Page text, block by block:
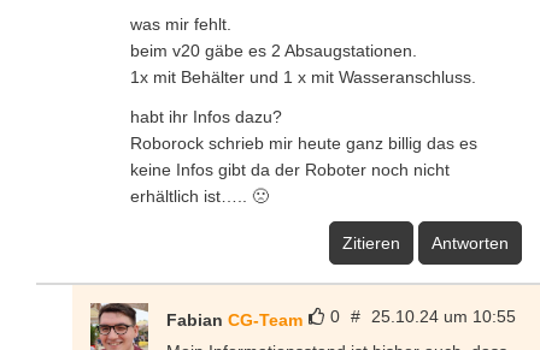
was mir fehlt.
beim v20 gäbe es 2 Absaugstationen.
1x mit Behälter und 1 x mit Wasseranschluss.
habt ihr Infos dazu?
Roborock schrieb mir heute ganz billig das es
keine Infos gibt da der Roboter noch nicht
erhältlich ist….. 🙁
Zitieren Antworten
0 # 25.10.24 um 10:55
Fabian CG-Team